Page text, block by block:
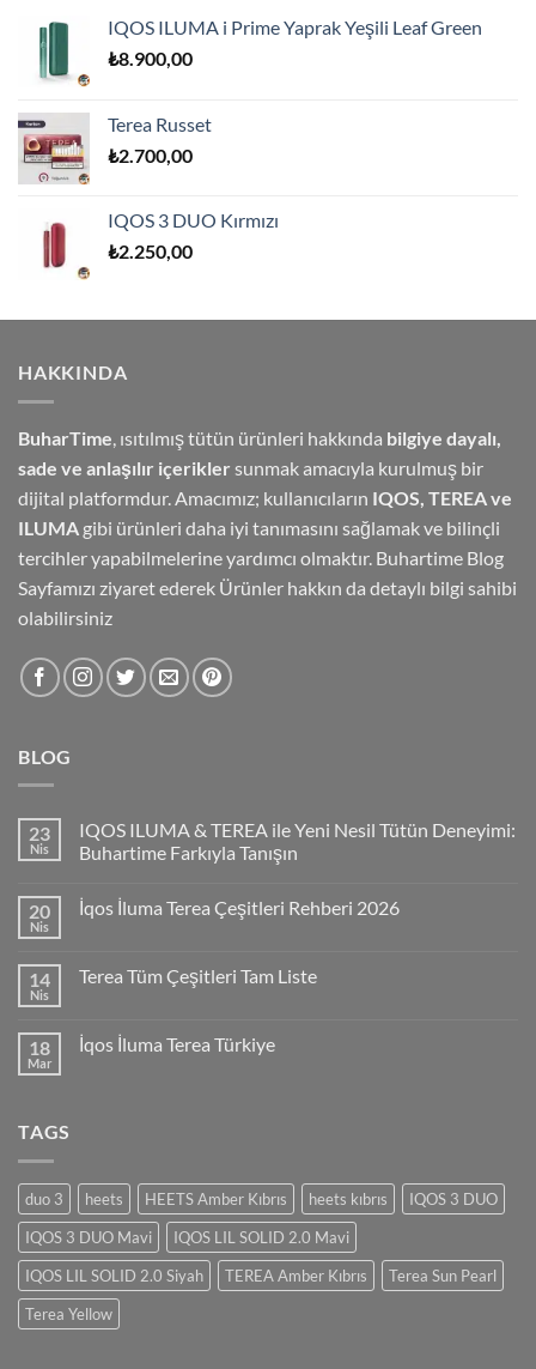
IQOS ILUMA i Prime Yaprak Yeşili Leaf Green
₺8.900,00
Terea Russet
₺2.700,00
IQOS 3 DUO Kırmızı
₺2.250,00
HAKKINDA
BuharTime , ısıtılmış tütün ürünleri hakkında bilgiye dayalı,
sade ve anlaşılır içerikler sunmak amacıyla kurulmuş bir
dijital platformdur. Amacımız; kullanıcıların IQOS, TEREA ve
ILUMA gibi ürünleri daha iyi tanımasını sağlamak ve bilinçli
tercihler yapabilmelerine yardımcı olmaktır. Buhartime Blog
Sayfamızı ziyaret ederek Ürünler hakkın da detaylı bilgi sahibi
olabilirsiniz
BLOG
23
Nis
IQOS ILUMA & TEREA ile Yeni Nesil Tütün Deneyimi:
Buhartime Farkıyla Tanışın
20
Nis
İqos İluma Terea Çeşitleri Rehberi 2026
14
Nis
Terea Tüm Çeşitleri Tam Liste
18
Mar
İqos İluma Terea Türkiye
TAGS
duo 3 heets HEETS Amber Kıbrıs heets kıbrıs
IQOS 3 DUO
IQOS 3 DUO Mavi
IQOS LIL SOLID 2.0 Mavi
IQOS LIL SOLID 2.0 Siyah
TEREA Amber Kıbrıs
Terea Sun Pearl
Terea Yellow